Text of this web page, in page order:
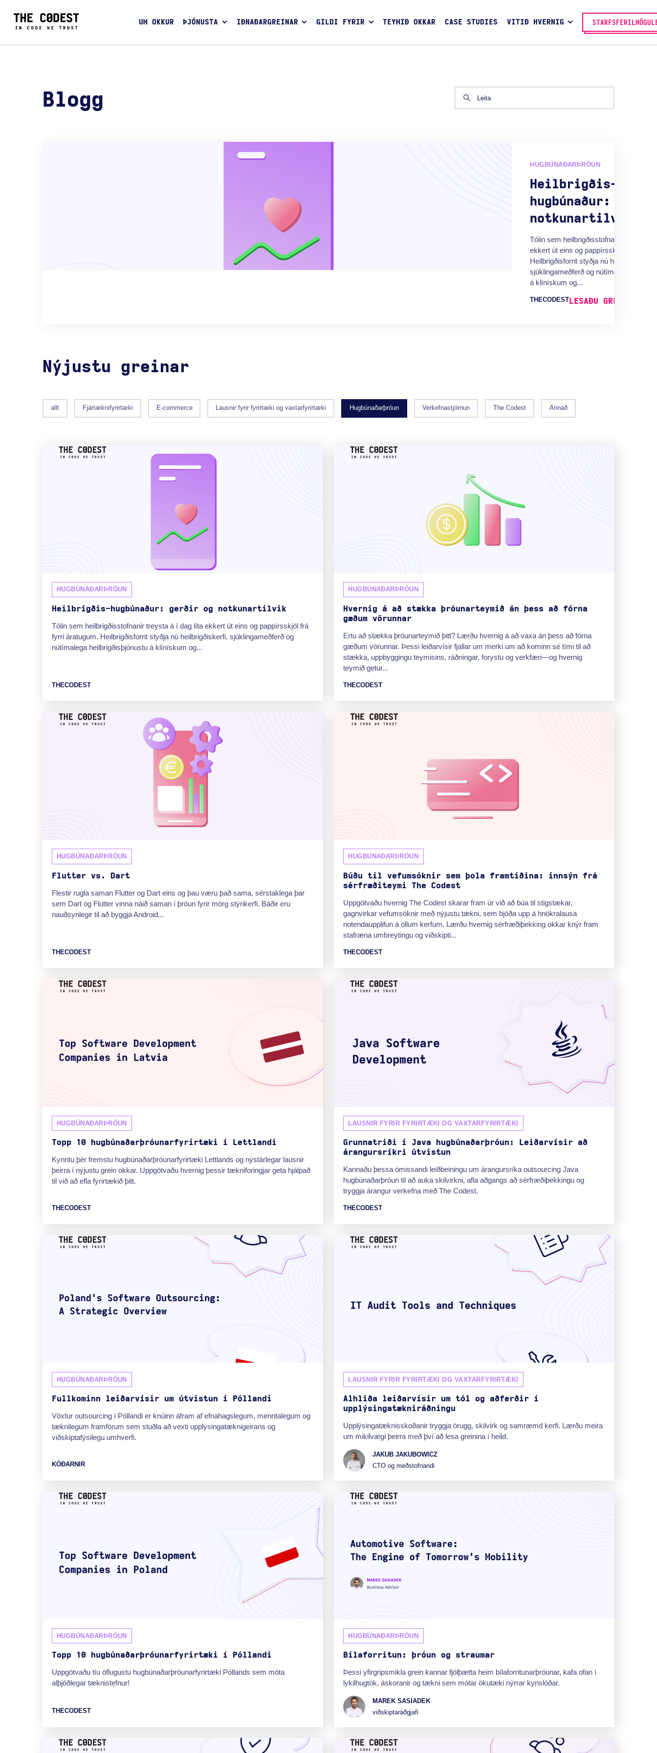
UM OKKUR ÞJÓNUSTA IÐNAÐARGREINAR GILDI FYRIR TEYMIÐ OKKAR CASE STUDIES VITIÐ HVERNIG
Blogg
HUGBÚNAÐARÞRÓUN
Heilbrigðis-
hugbúnaður:
notkunartilvik
Tólin sem heilbrigðisstofnanir treysta á
ekkert út eins og pappírsskjöl frá fyrri
Heilbrigðisforrit styðja nú
sjúklingameðferð og nútímalega
á klínískum og...
THECODEST LESAÐU GREININA Í
Nýjustu greinar
allt Fjártæknifyrirtæki E-commerce Lausnir fyrir fyrirtæki og vaxtarfyrirtæki Hugbúnaðarþróun Verkefnastjórnun The Codest Annað
HUGBÚNAÐARÞRÓUN
Heilbrigðis-hugbúnaður: gerðir og notkunartilvik
Tólin sem heilbrigðisstofnanir treysta á í dag líta ekkert út eins og pappírsskjöl frá
fyrri áratugum. Heilbrigðisforrit styðja nú heilbrigðiskerfi, sjúklingameðferð og
nútímalega heilbrigðisþjónustu á klínískum og...
THECODEST
HUGBÚNAÐARÞRÓUN
Hvernig á að stækka þróunarteymið án þess að fórna
gæðum vörunnar
Ertu að stækka þróunarteymið þitt? Lærðu hvernig á að vaxa án þess að fórna
gæðum vörunnar. Þessi leiðarvísir fjallar um merki um að kominn sé tími til að
stækka, uppbyggingu teymisins, ráðningar, forystu og verkfæri—og hvernig
teymið getur...
THECODEST
HUGBÚNAÐARÞRÓUN
Flutter vs. Dart
Flestir rugla saman Flutter og Dart eins og þau væru það sama, sérstaklega þar
sem Dart og Flutter vinna náið saman í þróun fyrir mörg stýrikerfi. Báðir eru
nauðsynlegir til að byggja Android...
THECODEST
HUGBÚNAÐARÞRÓUN
Búðu til vefumsóknir sem þola framtíðina: innsýn frá
sérfræðiteymi The Codest
Uppgötvaðu hvernig The Codest skarar fram úr við að búa til stigstækar,
gagnvirkar vefumsóknir með nýjustu tækni, sem bjóða upp á hnökralausa
notendaupplifun á öllum kerfum. Lærðu hvernig sérfræðiþekking okkar knýr fram
stafræna umbreytingu og viðskipti...
THECODEST
HUGBÚNAÐARÞRÓUN
Topp 10 hugbúnaðarþróunarfyrirtæki í Lettlandi
Kynntu þér fremstu hugbúnaðarþróunarfyrirtæki Lettlands og nýstárlegar lausnir
þeirra í nýjustu grein okkar. Uppgötvaðu hvernig þessir tækniforingjar geta hjálpað
til við að efla fyrirtækið þitt.
THECODEST
LAUSNIR FYRIR FYRIRTÆKI OG VAXTARFYRIRTÆKI
Grunnatriði í Java hugbúnaðarþróun: Leiðarvísir að
árangursríkri útvistun
Kannaðu þessa ómissandi leiðbeiningu um árangursríka outsourcing Java
hugbúnaðarþróun til að auka skilvirkni, afla aðgangs að sérfræðiþekkingu og
tryggja árangur verkefna með The Codest.
THECODEST
HUGBÚNAÐARÞRÓUN
Fullkominn leiðarvísir um útvistun í Póllandi
Vöxtur outsourcing í Póllandi er knúinn áfram af efnahagslegum, menntalegum og
tæknilegum framförum sem stuðla að vexti upplýsingatæknigeirans og
viðskiptafýsilegu umhverfi.
KÓÐARNIR
LAUSNIR FYRIR FYRIRTÆKI OG VAXTARFYRIRTÆKI
Alhliða leiðarvísir um tól og aðferðir í
upplýsingatækniráðningu
Upplýsingatæknisskoðanir tryggja örugg, skilvirk og samræmd kerfi. Lærðu meira
um mikilvægi þeirra með því að lesa greinina í heild.
JAKUB JAKUBOWICZ
CTO og meðstofnandi
HUGBÚNAÐARÞRÓUN
Topp 10 hugbúnaðarþróunarfyrirtæki í Póllandi
Uppgötvaðu tíu öflugustu hugbúnaðarþróunarfyrirtæki Póllands sem móta
alþjóðlegar tæknistefnur!
THECODEST
HUGBÚNAÐARÞRÓUN
Bílaforritun: þróun og straumar
Þessi yfirgripsmikla grein kannar fjölþætta heim bílaforritunarþróunar, kafa ofan í
lykilhugtök, áskoranir og tækni sem mótar ökutæki nýrrar kynslóðar.
MAREK SASIADEK
viðskiptaráðgjafi